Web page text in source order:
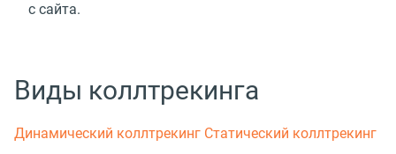
с сайта.
Виды коллтрекинга
Динамический коллтрекинг Статический коллтрекинг